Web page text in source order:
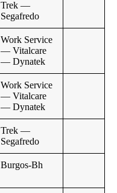
Trek —
Segafredo
Work Service
— Vitalcare
— Dynatek
Work Service
— Vitalcare
— Dynatek
Trek —
Segafredo
Burgos-Bh